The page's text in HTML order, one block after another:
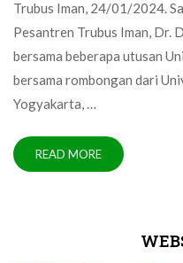
Trubus Iman, 24/01/2024.
Pesantren Trubus Iman, Dr.
bersama beberapa utusan
bersama rombongan dari
Yogyakarta, …
READ MORE